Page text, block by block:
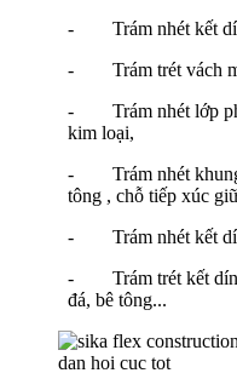
- Trám nhét kết
- Trám trét vách
- Trám nhét lớp phủ
kim loại,
- Trám nhét khung
tông , chỗ tiếp xúc
- Trám nhét kết
- Trám trét kết dính
đá, bê tông...